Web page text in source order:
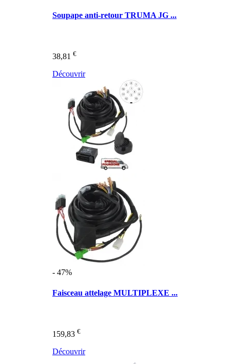
Soupape anti-retour TRUMA JG ...
38,81 €
Découvrir
- 47%
Faisceau attelage MULTIPLEXE ...
159,83 €
Découvrir